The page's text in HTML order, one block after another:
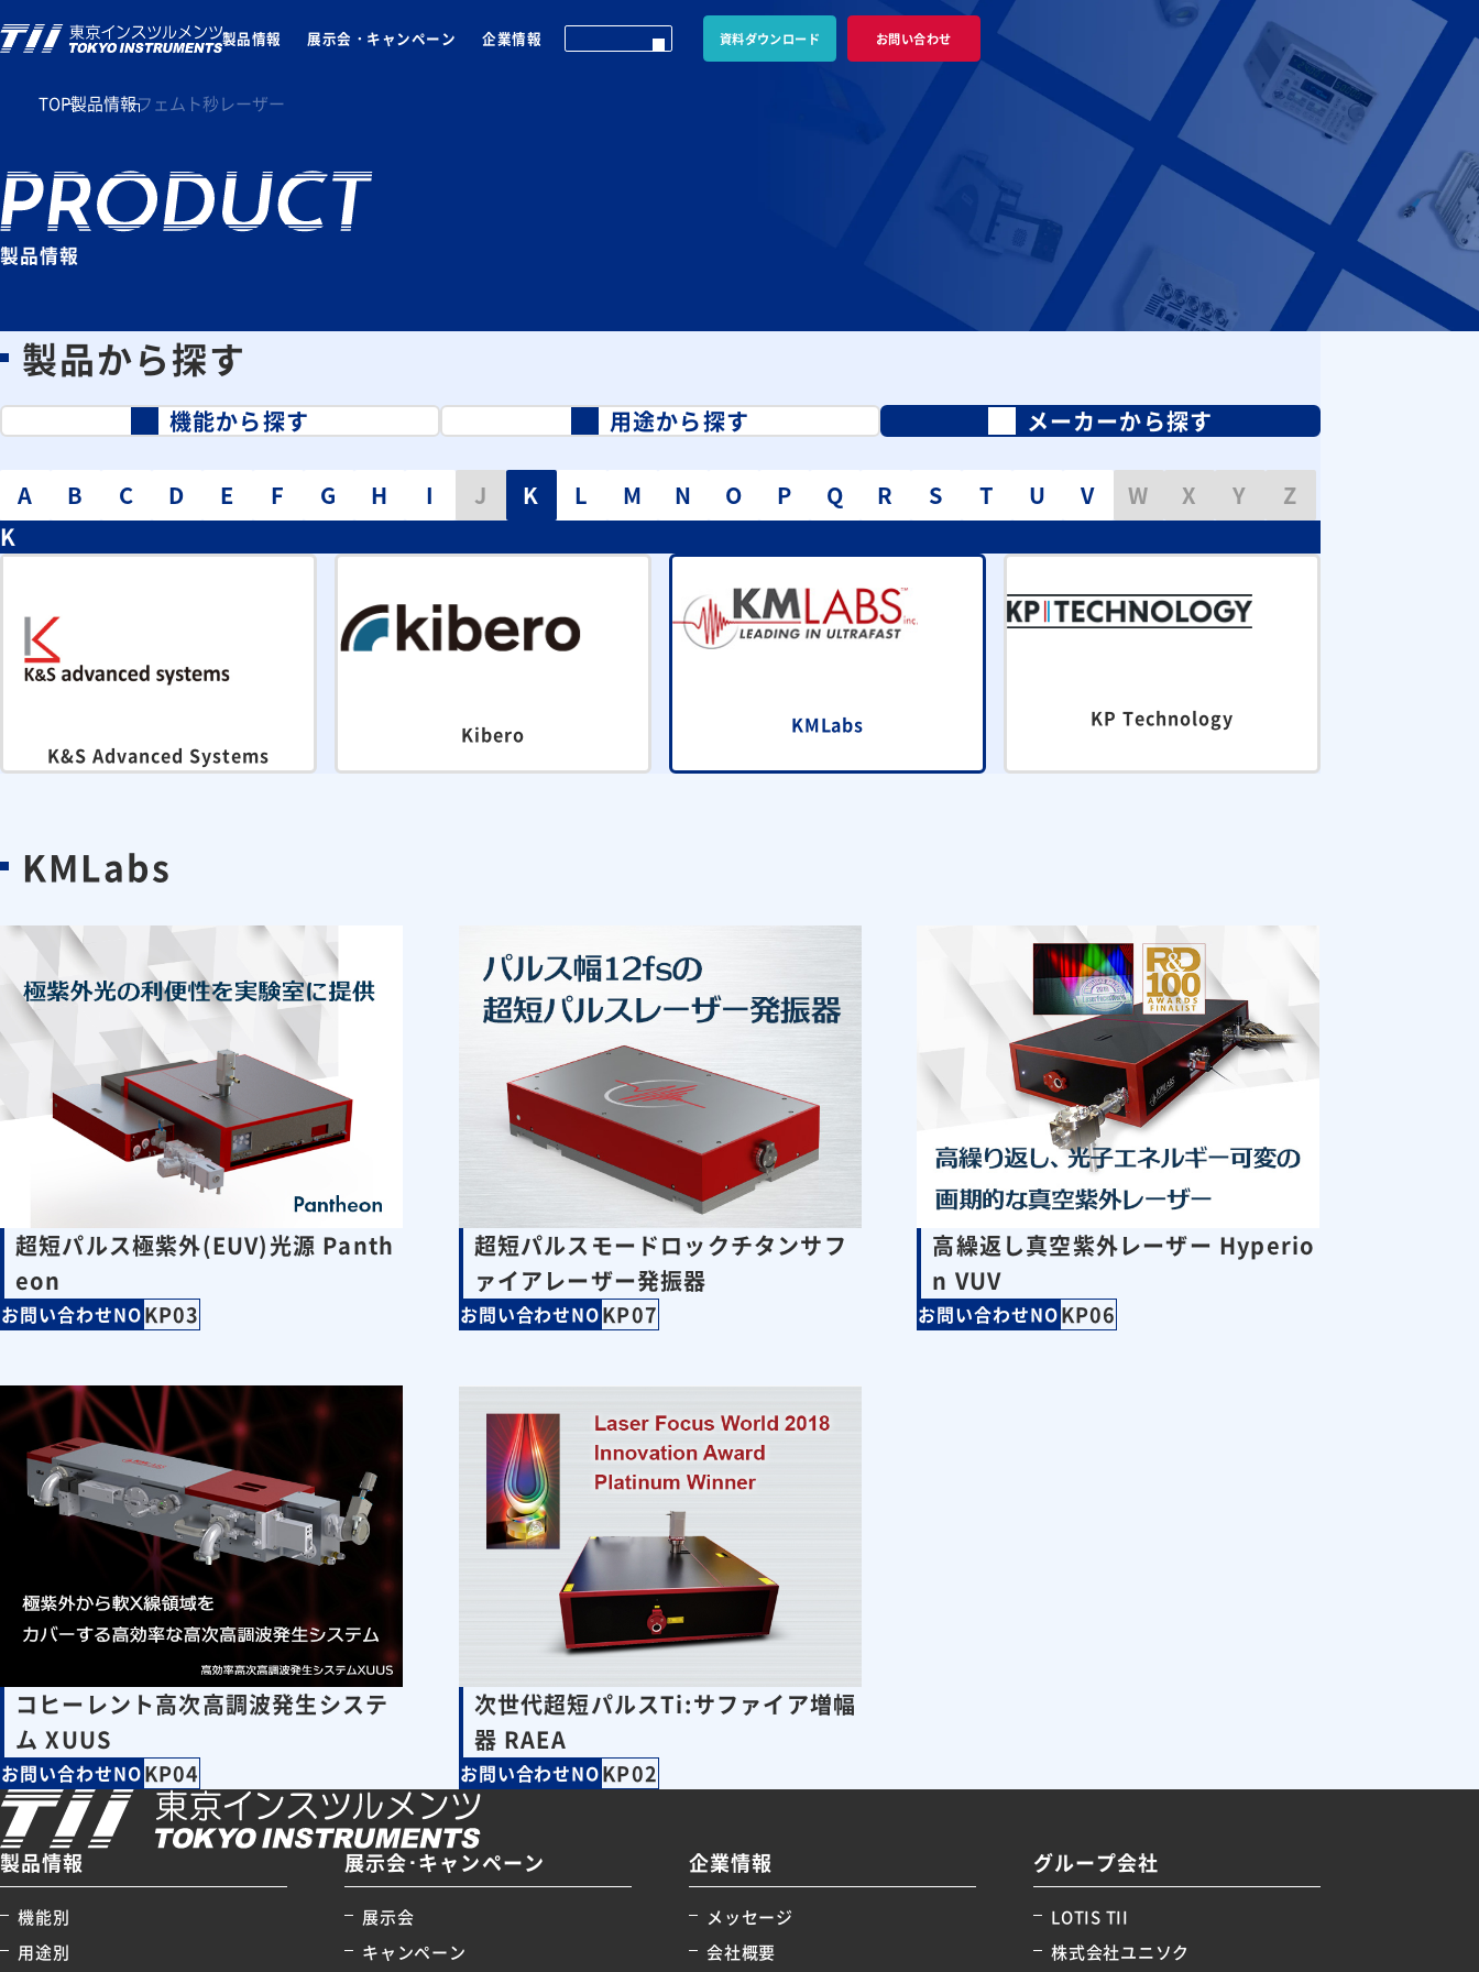
製品情報 展示会・キャンペーン 企業情報 資料ダウンロード お問い合わせ
TOP製品情報フェムト秒レーザー
製品情報
製品から探す
機能から探す 用途から探す メーカーから探す
A B C D E F G H I J K L M N O P Q R S T U V W X Y
Z
K
K&S Advanced Systems
Kibero KMLabs KP Technology
KMLabs
超短パルス極紫外(EUV)光源 Panth
eon
お問い合わせNOKP03
超短パルスモードロックチタンサフ
ァイアレーザー発振器
お問い合わせNOKP07
高繰返し真空紫外レーザー Hyperio
n VUV
お問い合わせNOKP06
コヒーレント高次高調波発生システ
ム XUUS
お問い合わせNOKP04
次世代超短パルスTi:サファイア増幅
器 RAEA
お問い合わせNOKP02
製品情報
機能別
用途別
展示会･キャンペーン
展示会
キャンペーン
企業情報
メッセージ
会社概要
グループ会社
LOTIS TII
株式会社ユニソク